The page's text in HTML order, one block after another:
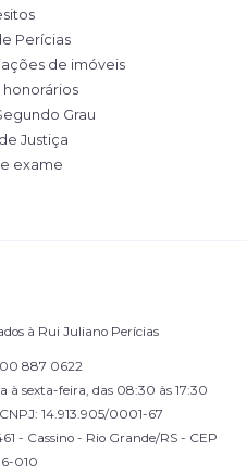
Perícias
de imóveis
Grau
Justiça
exame
à Rui Juliano Perícias
887 0622
à sexta-feira, das 08:30 às 17:30
14.913.905/0001-67
- Cassino - Rio Grande/RS - CEP
010